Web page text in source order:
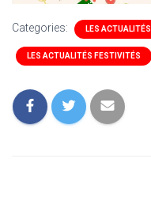
Categories: LES ACTUALITÉS
LES ACTUALITÉS FESTIVITÉS